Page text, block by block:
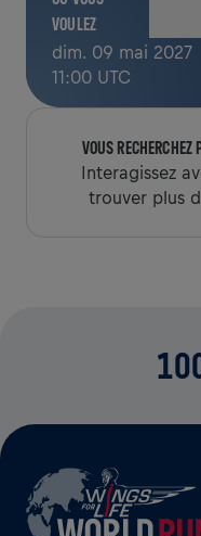
VOULEZ
dim. 09 mai 2027
11:00 UTC
VOUS
Interagissez
trouver plus